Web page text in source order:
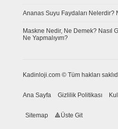
Ananas Suyu Faydaları Nelerdir?
Maskne Nedir, Ne Demek? Nasıl
Ne Yapmalıyım?
Kadinloji.com © Tüm hakları
Ana Sayfa Gizlilik Politikası
Sitemap Üste Git